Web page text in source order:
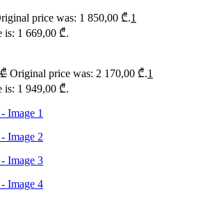
price was: 1 850,00 ₾.1
is: 1 669,00 ₾.
₾ Original price was: 2 170,00 ₾.1
is: 1 949,00 ₾.